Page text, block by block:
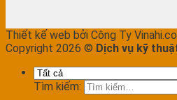
Thiết kế web bởi Công Ty
Copyright 2026 © Dịch vụ kỹ
Tìm kiếm: